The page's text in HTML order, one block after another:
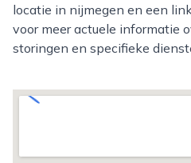
locatie in nijmegen en een
voor meer actuele informatie
storingen en specifieke